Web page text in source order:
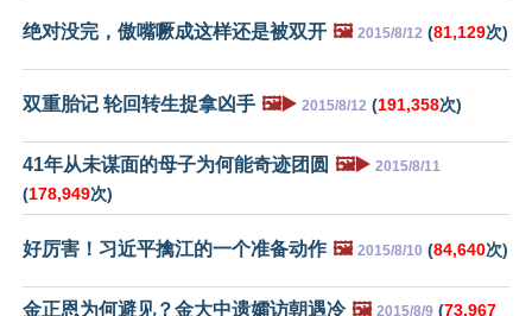
绝对没完，傲嘴噘成这样还是被双开 🖼️ 2015/8/12 (81,129次)
双重胎记 轮回转生捉拿凶手 🖼️▶️ 2015/8/12 (191,358次)
41年从未谋面的母子为何能奇迹团圆 🖼️▶️ 2015/8/11
(178,949次)
好厉害！习近平擒江的一个准备动作 🖼️ 2015/8/10 (84,640次)
金正恩为何避见？金大中遗孀访朝遇冷 🖼️ 2015/8/9 (73,967